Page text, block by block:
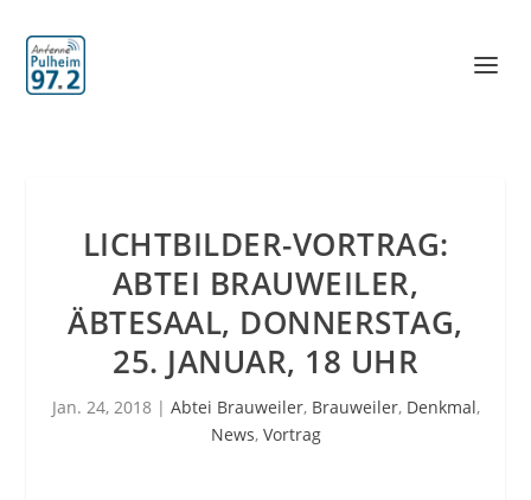
LICHTBILDER-VORTRAG:
ABTEI BRAUWEILER,
ÄBTESAAL, DONNERSTAG,
25. JANUAR, 18 UHR
Jan. 24, 2018| Abtei Brauweiler, Brauweiler, Denkmal,
News, Vortrag